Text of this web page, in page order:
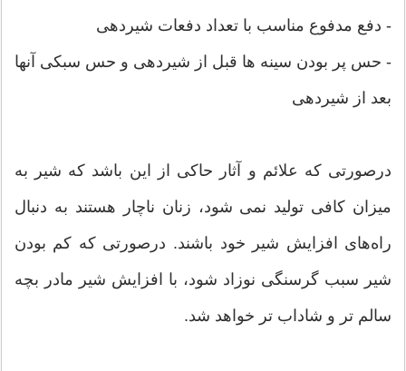
- دفع مدفوع مناسب با تعداد دفعات شیردهی
- حس پر بودن سینه ها قبل از شیردهی و حس سبکی آنها
بعد از شیردهی
درصورتی که علائم و آثار حاکی از این باشد که شیر به
میزان کافی تولید نمی شود، زنان ناچار هستند به دنبال
راه‌های افزایش شیر خود باشند. درصورتی که کم بودن
شیر سبب گرسنگی نوزاد شود، با افزایش شیر مادر بچه
سالم تر و شاداب تر خواهد شد.